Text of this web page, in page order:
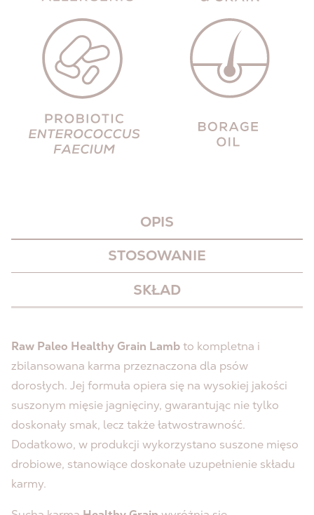
OPIS
STOSOWANIE
SKŁAD
Raw Paleo Healthy Grain Lambto kompletna i
zbilansowana karma przeznaczona dla psów
dorosłych. Jej formuła opiera się na wysokiej jakości
suszonym mięsie jagnięciny, gwarantując nie tylko
doskonały smak, lecz także łatwostrawność.
Dodatkowo, w produkcji wykorzystano suszone mięso
drobiowe, stanowiące doskonałe uzupełnienie składu
karmy.